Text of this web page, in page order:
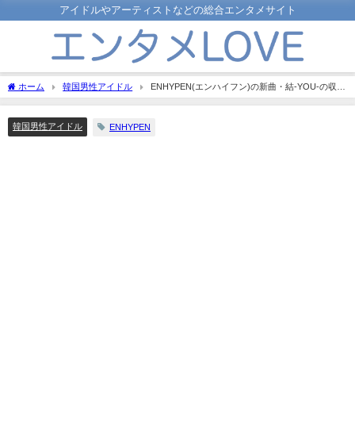
アイドルやアーティストなどの総合エンタメサイト
ホーム 韓国男性アイドル
ENHYPEN(エンハイフン)の新曲・結-YOU-の収録
曲や形態は？
韓国男性アイドル ENHYPEN